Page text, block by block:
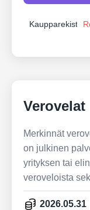
Kaupparekisteri
Verovelat
Merkinnät
on julkinen
yrityksen tai
veroveloista
2026.05.31